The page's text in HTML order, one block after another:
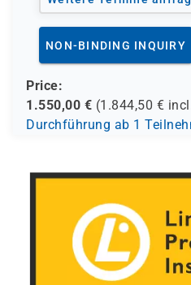
NON-BINDING INQUIRY
Price:
1.550,00 € (1.844,50 €
Durchführung ab 1